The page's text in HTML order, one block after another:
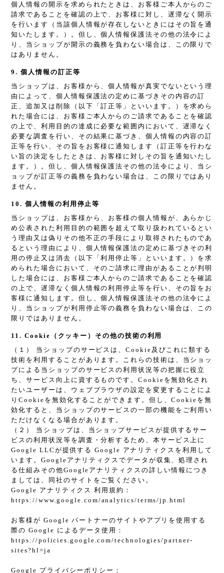
個人情報の開示を求められたときは、お客様ご本人からのご
請求であることを確認の上で、お客様に対し、遅滞なく開示
を行います（当該個人情報が存在しないときにはその旨を通
知いたします。）。但し、個人情報保護法その他の法令によ
り、当ショップが開示の義務を負わない場合は、この限りで
はありません。
9. 個人情報の訂正等
当ショップは、お客様から、個人情報が真実でないという理
由によって、個人情報保護法の定めに基づきその内容の訂
正、追加又は削除（以下「訂正等」といいます。）を求めら
れた場合には、お客様ご本人からのご請求であることを確認
の上で、利用目的の達成に必要な範囲内において、遅滞なく
必要な調査を行い、その結果に基づき、個人情報の内容の訂
正等を行い、その旨をお客様に通知します（訂正等を行わな
い旨の決定をしたときは、お客様に対しその旨を通知いたし
ます。）。但し、個人情報保護法その他の法令により、当シ
ョップが訂正等の義務を負わない場合は、この限りではあり
ません。
10. 個人情報の利用停止等
当ショップは、お客様から、お客様の個人情報が、あらかじ
め公表された利用目的の範囲を超えて取り扱われているとい
う理由又は偽りその他不正の手段により取得されたものであ
るという理由により、個人情報保護法の定めに基づきその利
用の停止又は消去（以下「利用停止等」といいます。）を求
められた場合において、そのご請求に理由があることが判明
した場合には、お客様ご本人からのご請求であることを確認
の上で、遅滞なく個人情報の利用停止等を行い、その旨をお
客様に通知します。但し、個人情報保護法その他の法令によ
り、当ショップが利用停止等の義務を負わない場合は、この
限りではありません。
11. Cookie（クッキー）その他の技術の利用
（１） 当ショップのサービスは、Cookie及びこれに類する
技術を利用することがあります。これらの技術は、当ショッ
プによる当ショップのサービスの利用状況等の把握に役立
ち、サービス向上に資するものです。Cookieを無効化され
たいユーザーは、ウェブブラウザの設定を変更することによ
りCookieを無効化することができます。但し、Cookieを無
効化すると、当ショップのサービスの一部の機能をご利用い
ただけなくなる場合があります。
（２） 当ショップは、当ショップサービスが提供するサー
ビスの利用状況等を調査・分析するため、本サービス上に
Google LLCが提供する Google アナリティクスを利用して
います。Googleアナリティクスでデータが収集、処理され
る仕組みその他Googleアナリティクスの詳しい情報につき
ましては、同社のサイトをご覧ください。
Google アナリティクス 利用規約：
https://www.google.com/analytics/terms/jp.html
お客様が Google パートナーのサイトやアプリを使用する
際の Google によるデータ使用：
https://policies.google.com/technologies/partner-
sites?hl=ja
Google プライバシーポリシー：